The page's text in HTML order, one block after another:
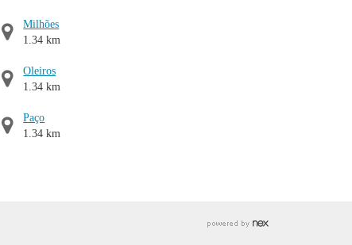
Milhões
1.34 km
Oleiros
1.34 km
Paço
1.34 km